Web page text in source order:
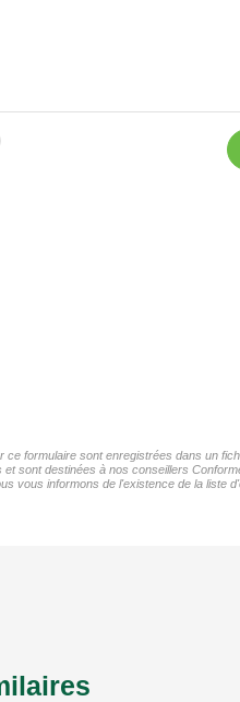
ce formulaire sont enregistrées dans un
et sont destinées à nos conseillers
vous informons de l'existence de la liste